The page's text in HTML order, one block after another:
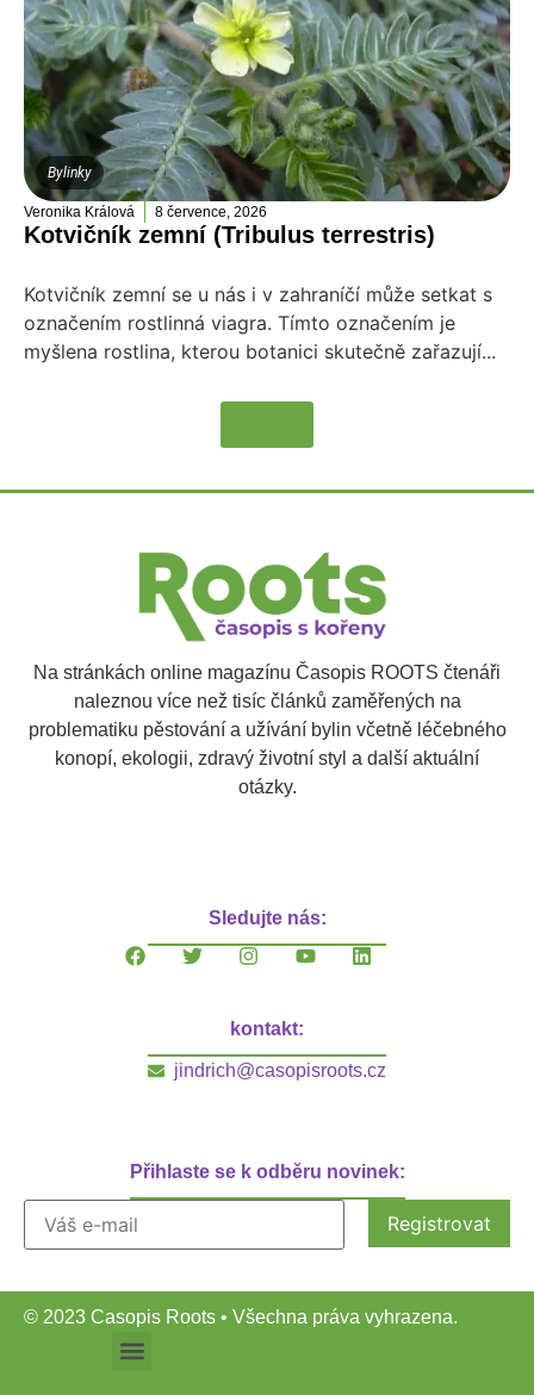
Bylinky
Veronika Králová 8 července, 2026
Kotvičník zemní (Tribulus terrestris)
Kotvičník zemní se u nás i v zahraníčí může setkat s
označením rostlinná viagra. Tímto označením je
myšlena rostlina, kterou botanici skutečně zařazují...
Na stránkách online magazínu Časopis ROOTS čtenáři
naleznou více než tisíc článků zaměřených na
problematiku pěstování a užívání bylin včetně léčebného
konopí, ekologii, zdravý životní styl a další aktuální
otázky.
Sledujte nás:
kontakt:
jindrich@casopisroots.cz
Přihlaste se k odběru novinek:
© 2023 Casopis Roots • Všechna práva vyhrazena.